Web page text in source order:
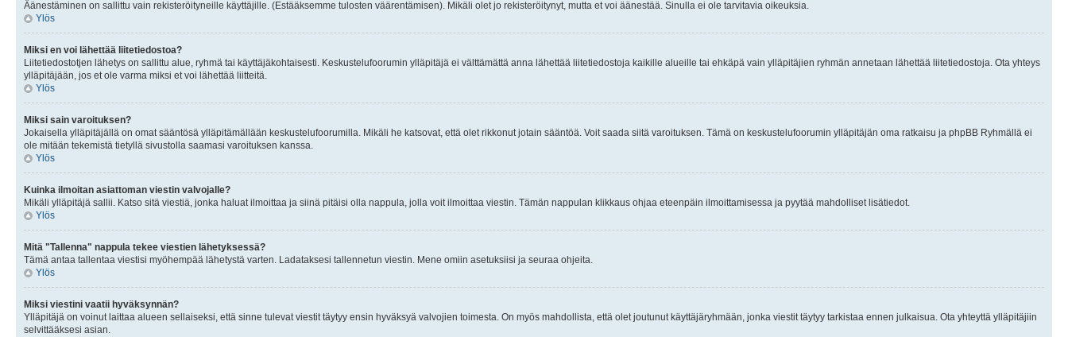
Äänestäminen on sallittu vain rekisteröityneille käyttäjille. (Estääksemme tulosten väärentämisen). Mikäli olet jo rekisteröitynyt, mutta et voi äänestää. Sinulla ei ole tarvitavia oikeuksia.
Ylös
Miksi en voi lähettää liitetiedostoa?
Liitetiedostotjen lähetys on sallittu alue, ryhmä tai käyttäjäkohtaisesti. Keskustelufoorumin ylläpitäjä ei välttämättä anna lähettää liitetiedostoja kaikille alueille tai ehkäpä vain ylläpitäjien ryhmän annetaan lähettää liitetiedostoja. Ota yhteys
ylläpitäjään, jos et ole varma miksi et voi lähettää liitteitä.
Ylös
Miksi sain varoituksen?
Jokaisella ylläpitäjällä on omat sääntösä ylläpitämällään keskustelufoorumilla. Mikäli he katsovat, että olet rikkonut jotain sääntöä. Voit saada siitä varoituksen. Tämä on keskustelufoorumin ylläpitäjän oma ratkaisu ja phpBB Ryhmällä ei
ole mitään tekemistä tietyllä sivustolla saamasi varoituksen kanssa.
Ylös
Kuinka ilmoitan asiattoman viestin valvojalle?
Mikäli ylläpitäjä sallii. Katso sitä viestiä, jonka haluat ilmoittaa ja siinä pitäisi olla nappula, jolla voit ilmoittaa viestin. Tämän nappulan klikkaus ohjaa eteenpäin ilmoittamisessa ja pyytää mahdolliset lisätiedot.
Ylös
Mitä "Tallenna" nappula tekee viestien lähetyksessä?
Tämä antaa tallentaa viestisi myöhempää lähetystä varten. Ladataksesi tallennetun viestin. Mene omiin asetuksiisi ja seuraa ohjeita.
Ylös
Miksi viestini vaatii hyväksynnän?
Ylläpitäjä on voinut laittaa alueen sellaiseksi, että sinne tulevat viestit täytyy ensin hyväksyä valvojien toimesta. On myös mahdollista, että olet joutunut käyttäjäryhmään, jonka viestit täytyy tarkistaa ennen julkaisua. Ota yhteyttä ylläpitäjiin
selvittääksesi asian.